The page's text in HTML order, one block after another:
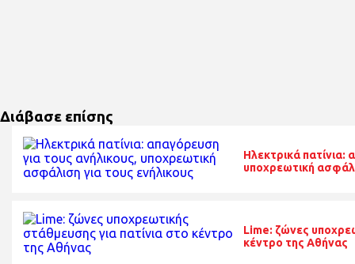
Διάβασε επίσης
Ηλεκτρικά πατίνια:
υποχρεωτική
Lime: ζώνες
κέντρο της Αθήνας